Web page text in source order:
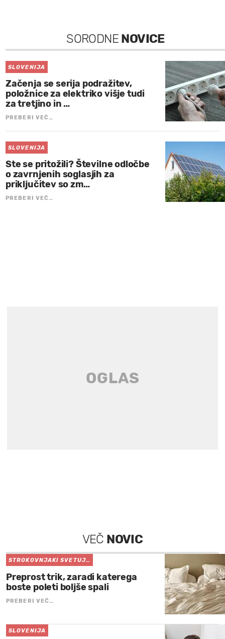
SORODNE NOVICE
SLOVENIJA
Začenja se serija podražitev,
položnice za elektriko višje tudi
za tretjino in …
PREBERI VEČ…
SLOVENIJA
Ste se pritožili? Številne odločbe
o zavrnjenih soglasjih za
priključitev so zm…
PREBERI VEČ…
VEČ NOVIC
STROKOVNJAKI SVETUJ…
Preprost trik, zaradi katerega
boste poleti boljše spali
PREBERI VEČ…
SLOVENIJA